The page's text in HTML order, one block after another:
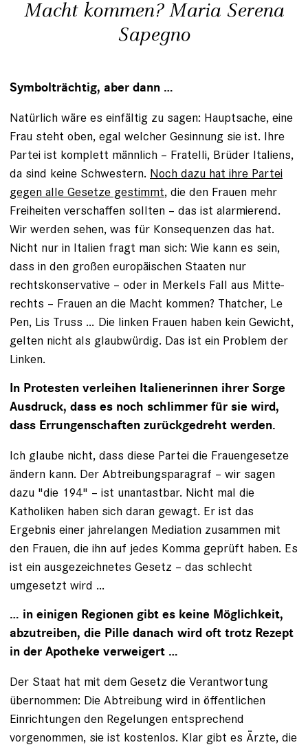
Macht kommen? Maria Serena
Sapegno
Symbolträchtig, aber dann …
Natürlich wäre es einfältig zu sagen: Hauptsache, eine
Frau steht oben, egal welcher Gesinnung sie ist. Ihre
Partei ist komplett männlich – Fratelli, Brüder Italiens,
da sind keine Schwestern. Noch dazu hat ihre Partei
gegen alle Gesetze gestimmt, die den Frauen mehr
Freiheiten verschaffen sollten – das ist alarmierend.
Wir werden sehen, was für Konsequenzen das hat.
Nicht nur in Italien fragt man sich: Wie kann es sein,
dass in den großen europäischen Staaten nur
rechtskonservative – oder in Merkels Fall aus Mitte-
rechts – Frauen an die Macht kommen? Thatcher, Le
Pen, Lis Truss … Die linken Frauen haben kein Gewicht,
gelten nicht als glaubwürdig. Das ist ein Problem der
Linken.
In Protesten verleihen Italienerinnen ihrer Sorge
Ausdruck, dass es noch schlimmer für sie wird,
dass Errungenschaften zurückgedreht werden.
Ich glaube nicht, dass diese Partei die Frauengesetze
ändern kann. Der Abtreibungsparagraf – wir sagen
dazu "die 194" – ist unantastbar. Nicht mal die
Katholiken haben sich daran gewagt. Er ist das
Ergebnis einer jahrelangen Mediation zusammen mit
den Frauen, die ihn auf jedes Komma geprüft haben. Es
ist ein ausgezeichnetes Gesetz – das schlecht
umgesetzt wird …
… in einigen Regionen gibt es keine Möglichkeit,
abzutreiben, die Pille danach wird oft trotz Rezept
in der Apotheke verweigert …
Der Staat hat mit dem Gesetz die Verantwortung
übernommen: Die Abtreibung wird in öffentlichen
Einrichtungen den Regelungen entsprechend
vorgenommen, sie ist kostenlos. Klar gibt es Ärzte, die